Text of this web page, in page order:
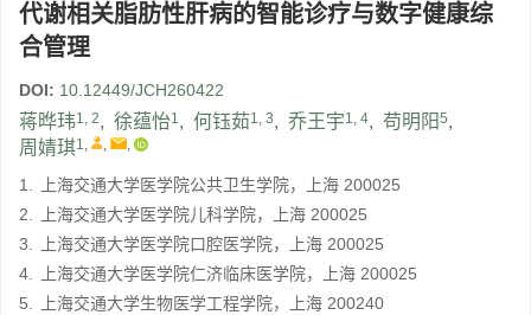
代谢相关脂肪性肝病的智能诊疗与数字健康综
合管理
DOI: 10.12449/JCH260422
蒋晔玮1, 2, 徐蕴怡1, 何钰茹1, 3, 乔王宇1, 4, 苟明阳5,
周婧琪1, , ,
1.
上海交通大学医学院公共卫生学院，上海 200025
2.
上海交通大学医学院儿科学院，上海 200025
3.
上海交通大学医学院口腔医学院，上海 200025
4.
上海交通大学医学院仁济临床医学院，上海 200025
5.
上海交通大学生物医学工程学院，上海 200240